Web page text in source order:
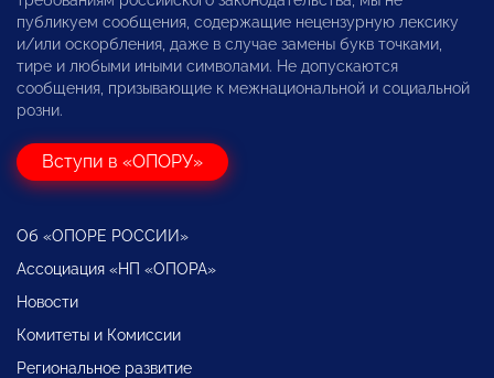
публикуем сообщения, содержащие нецензурную лексику
и/или оскорбления, даже в случае замены букв точками,
тире и любыми иными символами. Не допускаются
сообщения, призывающие к межнациональной и социальной
розни.
Вступи в «ОПОРУ»
Об «ОПОРЕ РОССИИ»
Ассоциация «НП «ОПОРА»
Новости
Комитеты и Комиссии
Региональное развитие